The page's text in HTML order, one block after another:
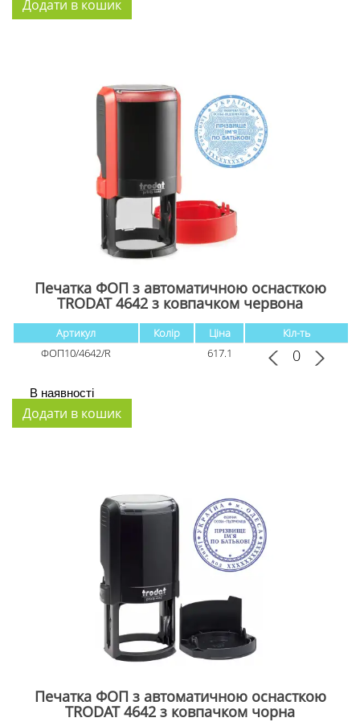
Печатка ФОП з автоматичною оснасткою
TRODAT 4642 з ковпачком червона
Артикул Колір Ціна
Кіл-ть
ФОП10/4642/R
617.1
В наявності
Печатка ФОП з автоматичною оснасткою
TRODAT 4642 з ковпачком чорна